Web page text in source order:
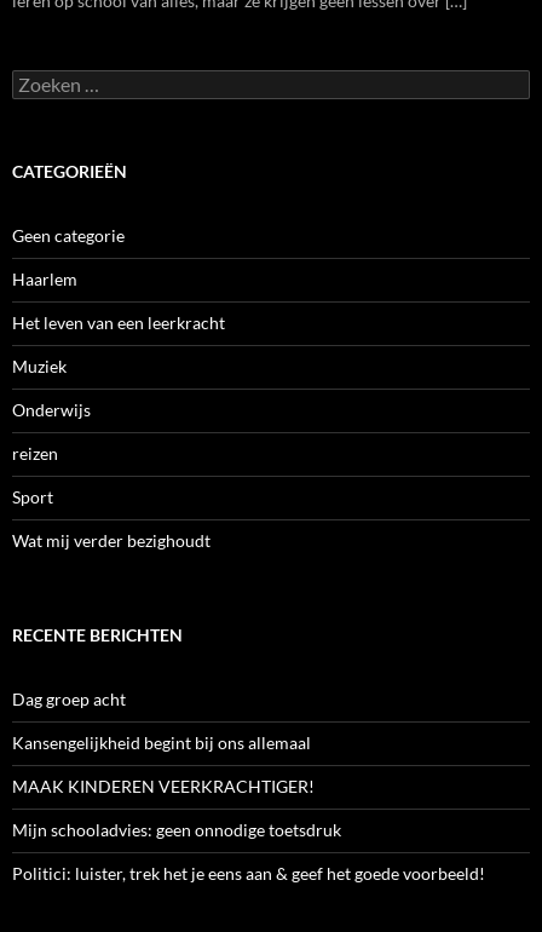
Zoeken
naar:
CATEGORIEËN
Geen categorie
Haarlem
Het leven van een leerkracht
Muziek
Onderwijs
reizen
Sport
Wat mij verder bezighoudt
RECENTE BERICHTEN
Dag groep acht
Kansengelijkheid begint bij ons allemaal
MAAK KINDEREN VEERKRACHTIGER!
Mijn schooladvies: geen onnodige toetsdruk
Politici: luister, trek het je eens aan & geef het goede voorbeeld!